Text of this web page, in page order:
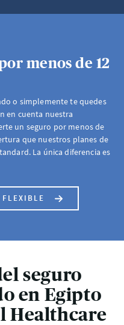
menos de 12
o simplemente te quedes
en cuenta nuestra
un seguro por menos de
que nuestros planes de
La única diferencia es
FLEXIBLE
seguro
en Egipto
Healthcare